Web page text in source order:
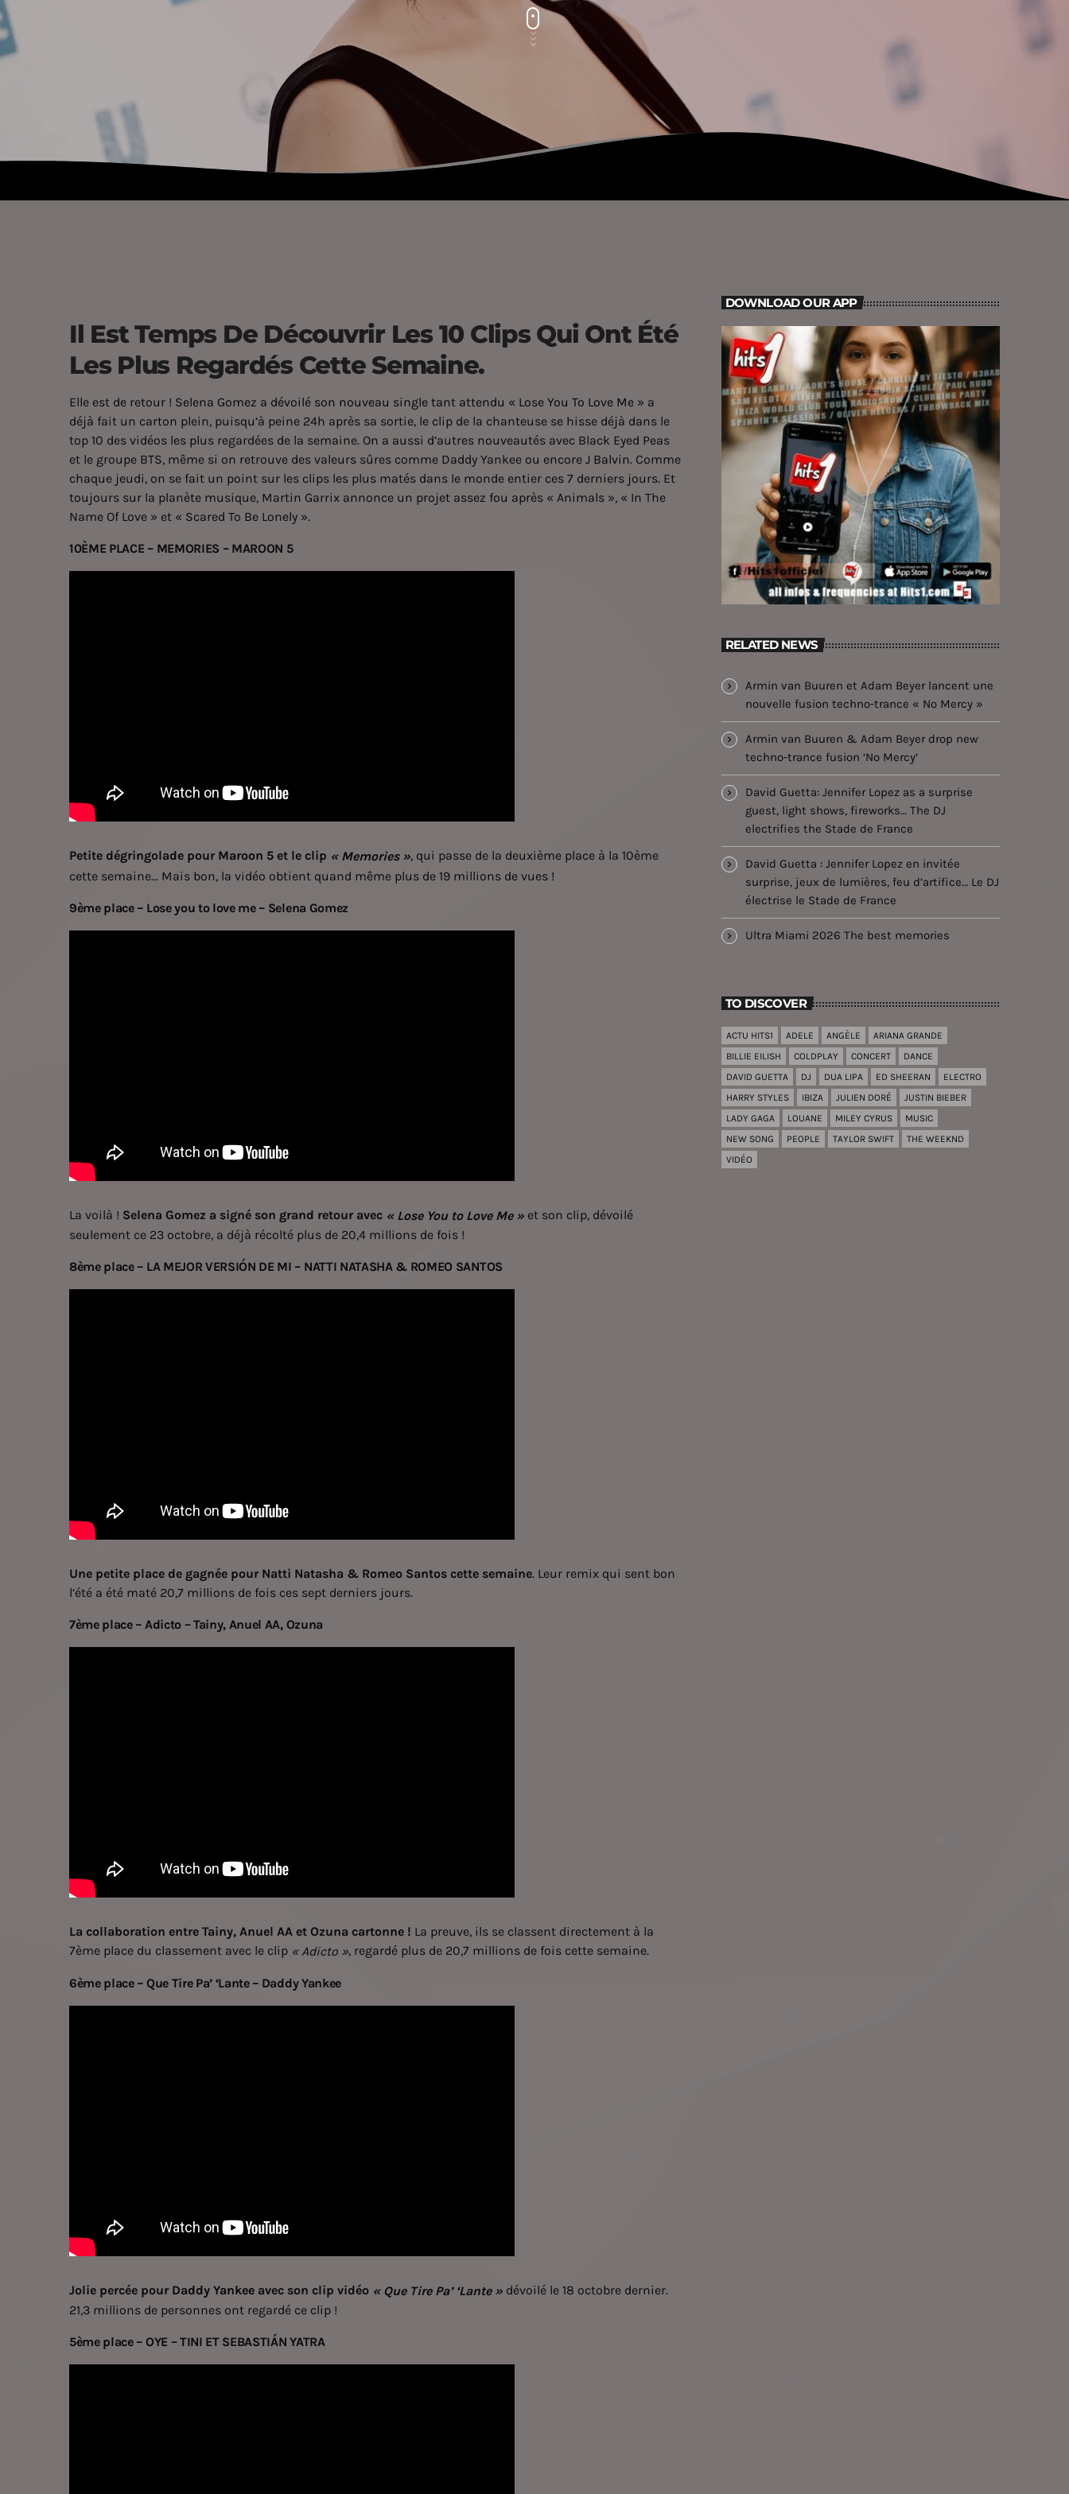
Il Est Temps De Découvrir Les 10 Clips Qui Ont Été
Les Plus Regardés Cette Semaine.
Elle est de retour ! Selena Gomez a dévoilé son nouveau single tant attendu « Lose You To Love Me » a
déjà fait un carton plein, puisqu’à peine 24h après sa sortie, le clip de la chanteuse se hisse déjà dans le
top 10 des vidéos les plus regardées de la semaine. On a aussi d’autres nouveautés avec Black Eyed Peas
et le groupe BTS, même si on retrouve des valeurs sûres comme Daddy Yankee ou encore J Balvin. Comme
chaque jeudi, on se fait un point sur les clips les plus matés dans le monde entier ces 7 derniers jours. Et
toujours sur la planète musique, Martin Garrix annonce un projet assez fou après « Animals », « In The
Name Of Love » et « Scared To Be Lonely ».
10ÈME PLACE – MEMORIES – MAROON 5
Petite dégringolade pour Maroon 5 et le clip « Memories », qui passe de la deuxième place à la 10ème
cette semaine… Mais bon, la vidéo obtient quand même plus de 19 millions de vues !
9ème place – Lose you to love me – Selena Gomez
La voilà ! Selena Gomez a signé son grand retour avec « Lose You to Love Me » et son clip, dévoilé
seulement ce 23 octobre, a déjà récolté plus de 20,4 millions de fois !
8ème place – LA MEJOR VERSIÓN DE MI – NATTI NATASHA & ROMEO SANTOS
Une petite place de gagnée pour Natti Natasha & Romeo Santos cette semaine. Leur remix qui sent bon
l’été a été maté 20,7 millions de fois ces sept derniers jours.
7ème place – Adicto – Tainy, Anuel AA, Ozuna
La collaboration entre Tainy, Anuel AA et Ozuna cartonne ! La preuve, ils se classent directement à la
7ème place du classement avec le clip « Adicto », regardé plus de 20,7 millions de fois cette semaine.
6ème place – Que Tire Pa’ ‘Lante – Daddy Yankee
Jolie percée pour Daddy Yankee avec son clip vidéo « Que Tire Pa’ ‘Lante » dévoilé le 18 octobre dernier.
21,3 millions de personnes ont regardé ce clip !
5ème place – OYE – TINI ET SEBASTIÁN YATRA
DOWNLOAD OUR APP
RELATED NEWS
Armin van Buuren et Adam Beyer lancent une
nouvelle fusion techno-trance « No Mercy »
Armin van Buuren & Adam Beyer drop new
techno-trance fusion ‘No Mercy’
David Guetta: Jennifer Lopez as a surprise
guest, light shows, fireworks… The DJ
electrifies the Stade de France
David Guetta : Jennifer Lopez en invitée
surprise, jeux de lumières, feu d’artifice… Le DJ
électrise le Stade de France
Ultra Miami 2026 The best memories
TO DISCOVER
ACTU HITS1 ADELE ANGÈLE
ARIANA GRANDE
BILLIE EILISH
COLDPLAY CONCERT
DANCE
DAVID GUETTA
DJ DUA LIPA ED SHEERAN
ELECTRO
HARRY STYLES
IBIZA JULIEN DORÉ
JUSTIN BIEBER
LADY GAGA
LOUANE MILEY CYRUS
MUSIC
NEW SONG
PEOPLE TAYLOR SWIFT
THE WEEKND
VIDÉO